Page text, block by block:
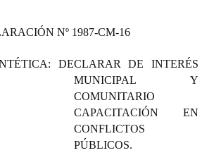
Cumplido
Nº 1987-CM-16
DECLARAR DE INTERÉS
MUNICIPAL Y
COMUNITARIO
CAPACITACIÓN EN
CONFLICTOS
PÚBLICOS.